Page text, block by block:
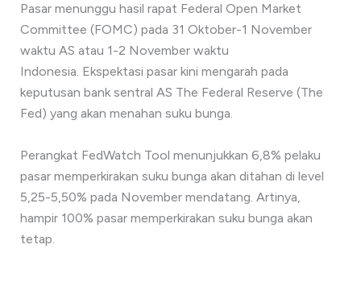
Pasar menunggu hasil rapat Federal Open Market
Committee (FOMC) pada 31 Oktober-1 November
waktu AS atau 1-2 November waktu
Indonesia. Ekspektasi pasar kini mengarah pada
keputusan bank sentral AS The Federal Reserve (The
Fed) yang akan menahan suku bunga.
Perangkat FedWatch Tool menunjukkan 6,8% pelaku
pasar memperkirakan suku bunga akan ditahan di level
5,25-5,50% pada November mendatang. Artinya,
hampir 100% pasar memperkirakan suku bunga akan
tetap.